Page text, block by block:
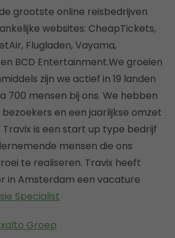
grootste online reisbedrijven
websites: CheapTickets,
Flugladen, Vayama,
BCD Entertainment.We groeien
zijn we actief in 19 landen
700 mensen bij ons. We hebben
en een jaarlijkse omzet
Travix is een start up type bedrijf
mensen die ons
te realiseren. Travix heeft
in Amsterdam een vacature
Specialist
Groep